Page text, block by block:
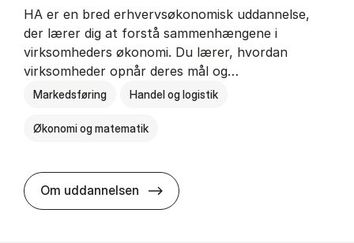
HA er en bred erhvervsøkonomisk uddannelse,
der lærer dig at forstå sammenhængene i
virksomheders økonomi. Du lærer, hvordan
virksomheder opnår deres mål og…
Markedsføring Handel og logistik
Økonomi og matematik
Om uddannelsen HA al­men erhvervs­økonomi